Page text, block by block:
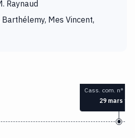
Raynaud
Barthélemy, Mes Vincent,
Cass. com. n°
29 mars